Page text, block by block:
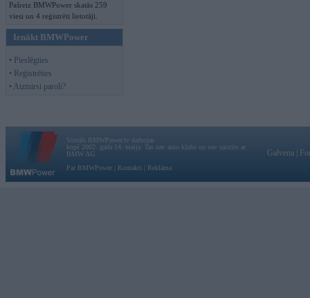
Pašreiz BMWPower skatās 259
viesi un 4 reģistrēti lietotāji.
Ienākt BMWPower
• Pieslēgties
• Reģistrēties
• Aizmirsi paroli?
Vortāls BMWPower.lv darbojas
kopš 2002. gada 14. maija. Tas nav auto klubs un nav saistīts ar
BMW AG.
Par BMWPower
Kontakti Reklāma
Galvena